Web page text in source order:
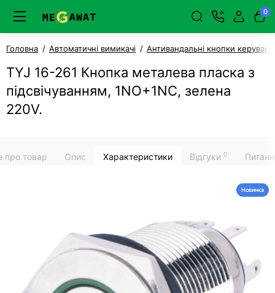
0
Головна Автоматичні вимикачі Антивандальні кнопки
TYJ 16-261 Кнопка металева пласка з
підсвічуванням, 1NO+1NC, зелена
220V.
про товар Опис Характеристики Відгуки 0
Новинка